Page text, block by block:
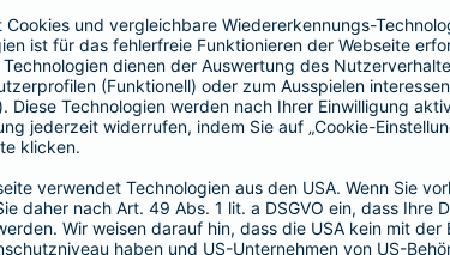
Mehr Komfort
Versicherungen für Kinder